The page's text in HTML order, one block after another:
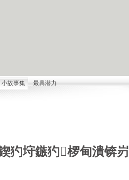
犳垨鏃犳椤甸潰锛岃
小故事集 最具潜力
狼和犬的交配是非常困难的事情
提高警惕 海啸袭来 海底地震的威力